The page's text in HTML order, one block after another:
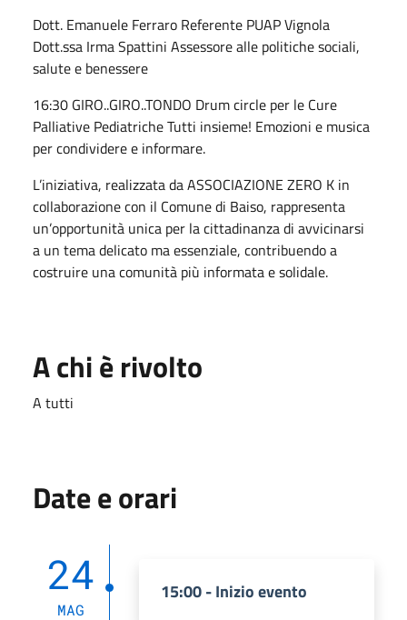
Dott. Emanuele Ferraro Referente PUAP Vignola
Dott.ssa Irma Spattini Assessore alle politiche sociali,
salute e benessere
16:30 GIRO..GIRO..TONDO Drum circle per le Cure
Palliative Pediatriche Tutti insieme! Emozioni e musica
per condividere e informare.
L’iniziativa, realizzata da ASSOCIAZIONE ZERO K in
collaborazione con il Comune di Baiso, rappresenta
un’opportunità unica per la cittadinanza di avvicinarsi
a un tema delicato ma essenziale, contribuendo a
costruire una comunità più informata e solidale.
A chi è rivolto
A tutti
Date e orari
24
MAG
15:00 - Inizio evento